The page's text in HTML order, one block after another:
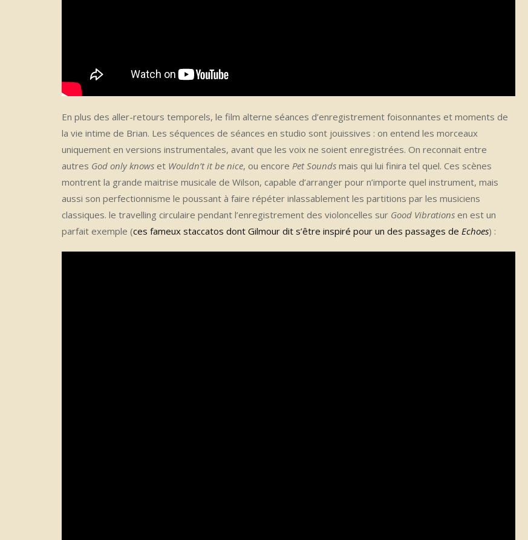
En plus des aller-retours temporels, le film alterne séances d’enregistrement foisonnantes et moments de
la vie intime de Brian. Les séquences de séances en studio sont jouissives : on entend les morceaux
uniquement en versions instrumentales, avant que les voix ne soient enregistrées. On reconnait entre
autres God only knows et Wouldn’t it be nice, ou encore Pet Sounds mais qui lui finira tel quel. Ces scènes
montrent la grande maitrise musicale de Wilson, capable d’arranger pour n’importe quel instrument, mais
aussi son perfectionnisme le poussant à faire répéter inlassablement les partitions par les musiciens
classiques. le travelling circulaire pendant l’enregistrement des violoncelles sur Good Vibrations en est un
parfait exemple (ces fameux staccatos dont Gilmour dit s’être inspiré pour un des passages de Echoes) :